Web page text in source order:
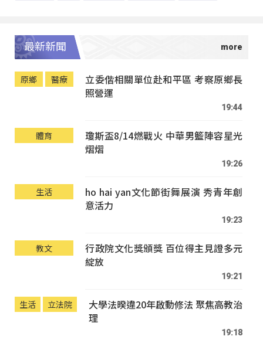
最新新聞
原鄉 醫療
立委偕相關單位赴和平區 考察原鄉長
照營運
19:44
體育
瓊斯盃8/14燃戰火 中華男籃陣容星光
熠熠
19:26
生活
ho hai yan文化節街舞展演 秀青年創
意活力
19:23
教文
行政院文化獎頒獎 百位得主見證多元
綻放
19:21
生活 立法院
大學法暌違20年啟動修法 聚焦高教治
理
19:18